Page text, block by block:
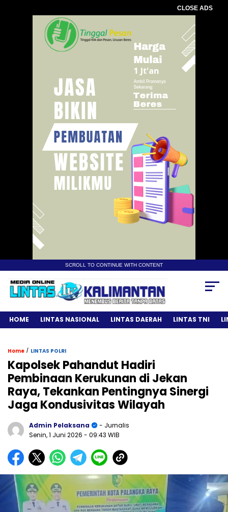
CLOSE ADS
SCROLL TO CONTINUE WITH CONTENT
HOME LINTAS NASIONAL LINTAS DAERAH LINTAS TNI
Home / LINTAS POLRI
Kapolsek Pahandut Hadiri
Pembinaan Kerukunan di Jekan
Raya, Tekankan Pentingnya Sinergi
Jaga Kondusivitas Wilayah
Admin Pelaksana
- Jurnalis
Senin, 1 Juni 2026 - 09:43 WIB